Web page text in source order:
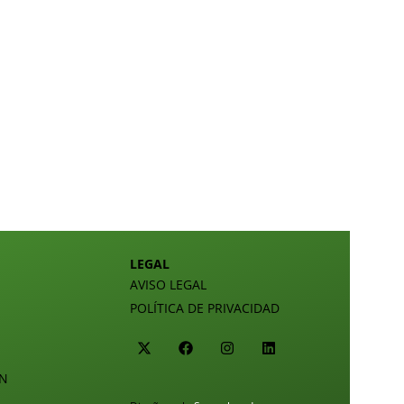
LEGAL
AVISO LEGAL
POLÍTICA DE PRIVACIDAD